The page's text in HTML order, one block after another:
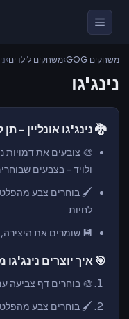
משחקים GOG ›משחקים לילדים›
נינג'גו
🐉 נינג'גו אונליין -
🎨 צובעים את דמויות
ולויד - בצבעים
🖌️ בוחרים צבע
לחיות
💾 שומרים את
🎯 איך יוצרים
🎨 בוחרים דף צביעה
🖌️ בוחרים צבע